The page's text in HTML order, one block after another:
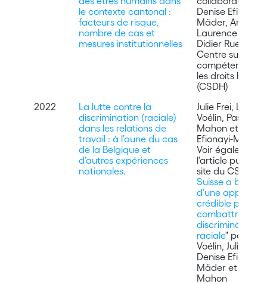
le contexte cantonal :
facteurs de risque,
nombre de cas et
mesures institutionnelles
Denise Efionayi-
Mäder, Anne-
Laurence Graf
Didier Ruedin,
Centre suisse de
compétence
les droits
(CSDH)
2022
La lutte contre la
discrimination (raciale)
dans les relations de
travail : à l’aune du cas
de la Belgique et
d’autres expériences
nationales.
Julie Frei, Line
Voélin, Pascal
Mahon et
Efionayi-Mäder
Voir également
l'article publié
site du CSDH : "
Suisse a besoin
d’une approche
crédible pour
combattre la
discrimination
raciale" par Line
Voélin, Julie Frei,
Denise Efionayi-
Mäder et Pascal
Mahon